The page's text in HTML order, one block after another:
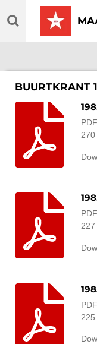
direct
BUURTKRANT
270
227